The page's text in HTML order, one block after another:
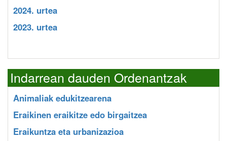
2024. urtea
2023. urtea
Indarrean dauden Ordenantzak
Animaliak edukitzearena
Eraikinen eraikitze edo birgaitzea
Eraikuntza eta urbanizazioa